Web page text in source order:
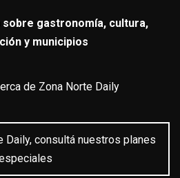
sobre gastronomía, cultura,
y municipios
de Zona Norte Daily
Daily, consultá nuestros planes